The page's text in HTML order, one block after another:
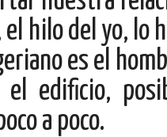
hilo del yo, lo
es el
edificio,
a poco.